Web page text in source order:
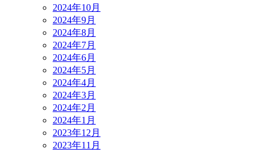
2024年10月
2024年9月
2024年8月
2024年7月
2024年6月
2024年5月
2024年4月
2024年3月
2024年2月
2024年1月
2023年12月
2023年11月